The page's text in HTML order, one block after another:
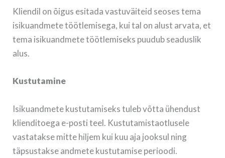
Kliendil on õigus esitada vastuväiteid seoses tema
isikuandmete töötlemisega, kui tal on alust arvata, et
tema isikuandmete töötlemiseks puudub seaduslik
alus.
Kustutamine
Isikuandmete kustutamiseks tuleb võtta ühendust
klienditoega e-posti teel. Kustutamistaotlusele
vastatakse mitte hiljem kui kuu aja jooksul ning
täpsustakse andmete kustutamise perioodi.